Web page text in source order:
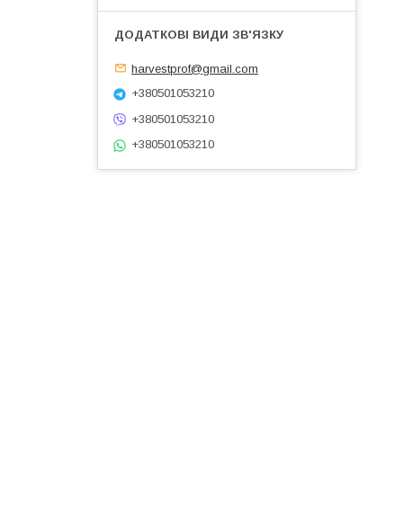
harvestprof@gmail.com
+380501053210
+380501053210
+380501053210